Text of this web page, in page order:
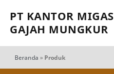
PT KANTOR MIGAS
GAJAH MUNGKUR
Beranda » Produk